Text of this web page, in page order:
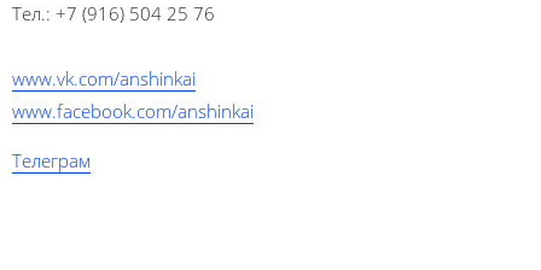
Тел.: +7 (916) 504 25 76
www.vk.com/anshinkai
www.facebook.com/anshinkai
Телеграм